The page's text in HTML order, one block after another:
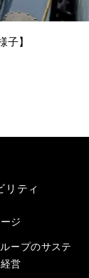
子】
リティ
ジ
ープのサステ
営